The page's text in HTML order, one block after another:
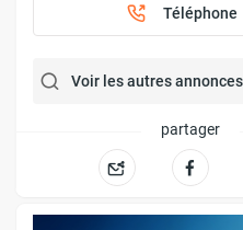
Téléphone
Voir les autres
partager